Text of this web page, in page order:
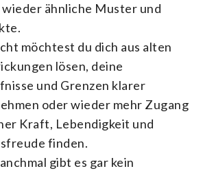
wieder ähnliche Muster und
möchtest du dich aus alten
lösen, deine
und Grenzen klarer
oder wieder mehr Zugang
Kraft, Lebendigkeit und
finden.
gibt es gar kein